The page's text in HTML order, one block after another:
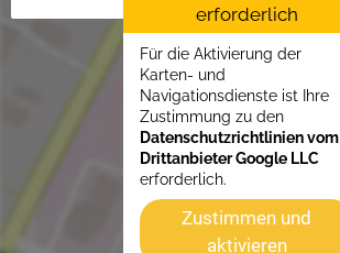
erforderlich
Für die Aktivierung der
Karten- und
Navigationsdienste ist Ihre
Zustimmung zu den
Datenschutzrichtlinien vom
Drittanbieter Google LLC
erforderlich.
Zustimmen und
aktivieren